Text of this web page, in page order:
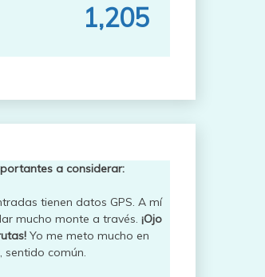
1,205
a considerar:
tienen datos GPS. A mí
mucho monte a través. ¡Ojo
Yo me meto mucho en
sentido común.